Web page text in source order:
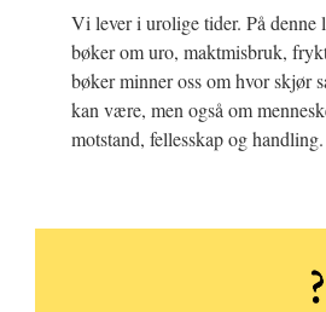
Vi lever i urolige tider. På denne
bøker om uro, maktmisbruk,
bøker minner oss om hvor skjør
kan være, men også om
motstand, fellesskap og handling.